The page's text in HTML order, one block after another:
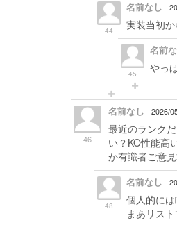
44
名前なし
実装当初
45
名前
やっ
46
名前なし 2026/
最近のランク
い？KO性能高
か有識者ご意見
48
名前なし
個人的に
まあリス